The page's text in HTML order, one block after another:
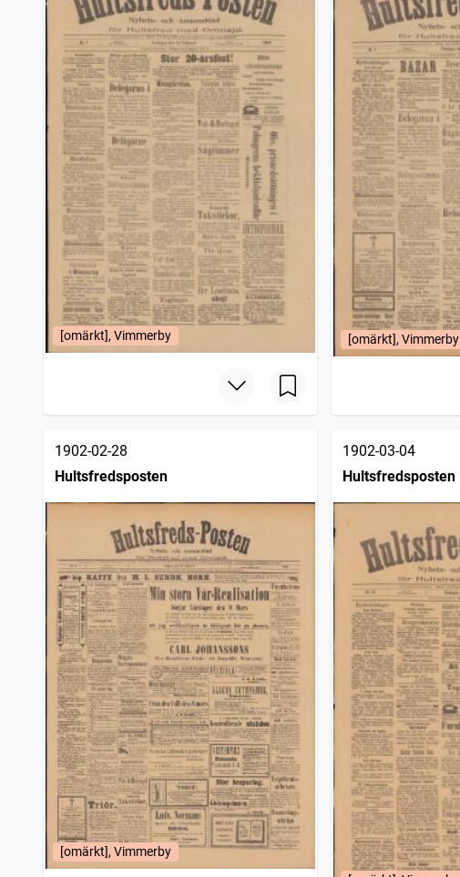
[omärkt], Vimmerby [omärkt], Vimmerby
1902-02-28
Hultsfredsposten
[omärkt], Vimmerby
1902-03-04
Hultsfredsposten